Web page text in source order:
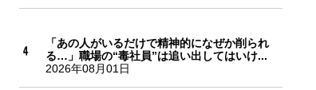
「あの人がいるだけで精神的になぜか削られ
る…」職場の“毒社員”は追い出してはいけ...
2026年08月01日